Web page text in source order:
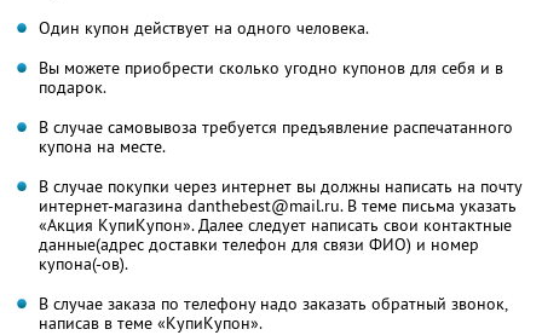
Один купон действует на одного человека.
Вы можете приобрести сколько угодно купонов для себя и в
подарок.
В случае самовывоза требуется предъявление распечатанного
купона на месте.
В случае покупки через интернет вы должны написать на почту
интернет-магазина danthebest@mail.ru. В теме письма указать
«Акция КупиКупон». Далее следует написать свои контактные
данные(адрес доставки телефон для связи ФИО) и номер
купона(-ов).
В случае заказа по телефону надо заказать обратный звонок,
написав в теме «КупиКупон».